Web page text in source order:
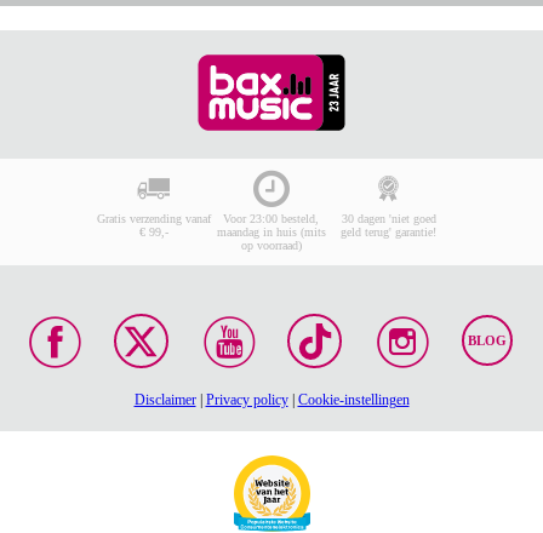
Gratis verzending vanaf
€ 99,-
Voor 23:00 besteld,
maandag in huis (mits
op voorraad)
30 dagen 'niet goed
geld terug' garantie!
BLOG
Disclaimer| Privacy policy| Cookie-instellingen